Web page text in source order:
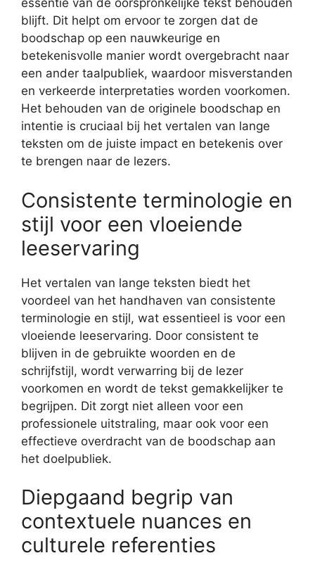
essentie van de oorspronkelijke tekst behouden
blijft. Dit helpt om ervoor te zorgen dat de
boodschap op een nauwkeurige en
betekenisvolle manier wordt overgebracht naar
een ander taalpubliek, waardoor misverstanden
en verkeerde interpretaties worden voorkomen.
Het behouden van de originele boodschap en
intentie is cruciaal bij het vertalen van lange
teksten om de juiste impact en betekenis over
te brengen naar de lezers.
Consistente terminologie en
stijl voor een vloeiende
leeservaring
Het vertalen van lange teksten biedt het
voordeel van het handhaven van consistente
terminologie en stijl, wat essentieel is voor een
vloeiende leeservaring. Door consistent te
blijven in de gebruikte woorden en de
schrijfstijl, wordt verwarring bij de lezer
voorkomen en wordt de tekst gemakkelijker te
begrijpen. Dit zorgt niet alleen voor een
professionele uitstraling, maar ook voor een
effectieve overdracht van de boodschap aan
het doelpubliek.
Diepgaand begrip van
contextuele nuances en
culturele referenties